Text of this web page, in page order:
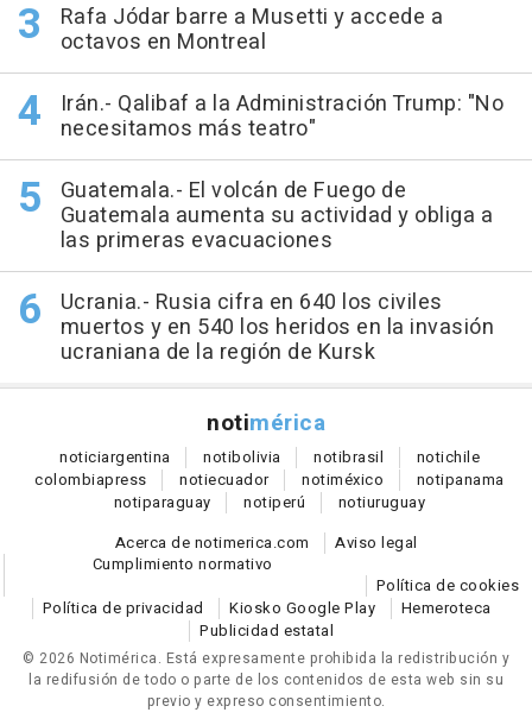
Rafa Jódar barre a Musetti y accede a
octavos en Montreal
Irán.- Qalibaf a la Administración Trump: "No
necesitamos más teatro"
Guatemala.- El volcán de Fuego de
Guatemala aumenta su actividad y obliga a
las primeras evacuaciones
Ucrania.- Rusia cifra en 640 los civiles
muertos y en 540 los heridos en la invasión
ucraniana de la región de Kursk
notimérica
noticiargentina notibolivia notibrasil notichile
colombiapress notiecuador notiméxico notipanama
notiparaguay notiperú notiuruguay
Acerca de notimerica.com
Aviso legal
Cumplimiento normativo
Política de cookies
Política de privacidad
Kiosko Google Play
Hemeroteca
Publicidad estatal
© 2026 Notimérica. Está expresamente prohibida la redistribución y
la redifusión de todo o parte de los contenidos de esta web sin su
previo y expreso consentimiento.